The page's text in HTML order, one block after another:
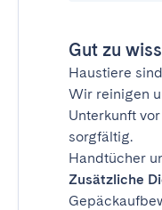
Gut zu
Haustiere sind
Wir reinigen
Unterkunft
sorgfältig.
Handtücher
Zusätzliche